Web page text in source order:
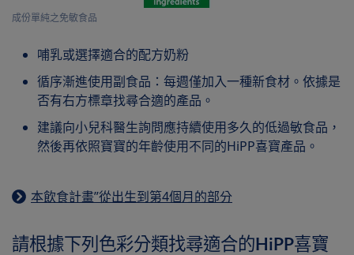
成份單純之免敏食品
哺乳或選擇適合的配方奶粉
循序漸進使用副食品：每週僅加入一種新食材。依據是
否有右方標章找尋合適的產品。
建議向小兒科醫生詢問應持續使用多久的低過敏食品，
然後再依照寶寶的年齡使用不同的HiPP喜寶產品。
本飲食計畫”從出生到第4個月的部分
請根據下列色彩分類找尋適合的HiPP喜寶